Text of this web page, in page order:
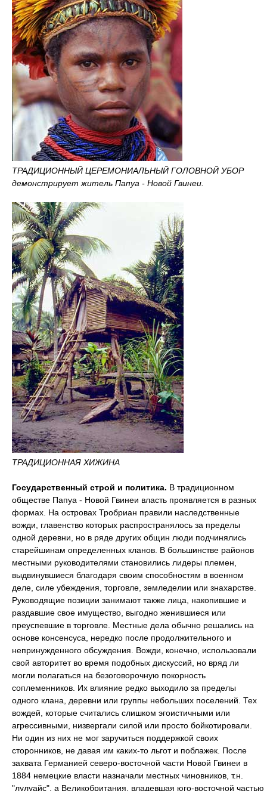
ТРАДИЦИОННЫЙ ЦЕРЕМОНИАЛЬНЫЙ ГОЛОВНОЙ УБОР
демонстрирует житель Папуа - Новой Гвинеи.
ТРАДИЦИОННАЯ ХИЖИНА
Государственный строй и политика. В традиционном
обществе Папуа - Новой Гвинеи власть проявляется в разных
формах. На островах Тробриан правили наследственные
вожди, главенство которых распространялось за пределы
одной деревни, но в ряде других общин люди подчинялись
старейшинам определенных кланов. В большинстве районов
местными руководителями становились лидеры племен,
выдвинувшиеся благодаря своим способностям в военном
деле, силе убеждения, торговле, земледелии или знахарстве.
Руководящие позиции занимают также лица, накопившие и
раздавшие свое имущество, выгодно женившиеся или
преуспевшие в торговле. Местные дела обычно решались на
основе консенсуса, нередко после продолжительного и
непринужденного обсуждения. Вожди, конечно, использовали
свой авторитет во время подобных дискуссий, но вряд ли
могли полагаться на безоговорочную покорность
соплеменников. Их влияние редко выходило за пределы
одного клана, деревни или группы небольших поселений. Тех
вождей, которые считались слишком эгоистичными или
агрессивными, низвергали силой или просто бойкотировали.
Ни один из них не мог заручиться поддержкой своих
сторонников, не давая им каких-то льгот и поблажек. После
захвата Германией северо-восточной части Новой Гвинеи в
1884 немецкие власти назначали местных чиновников, т.н.
"лулуайс", а Великобритания, владевшая юго-восточной частью